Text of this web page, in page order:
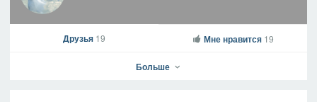
Друзья 19 Мне нравится 19
Больше